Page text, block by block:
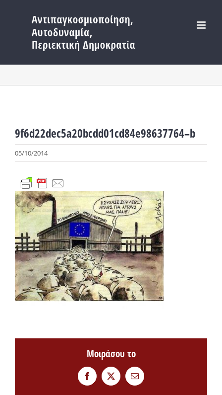
περιεχόμενο
9f6d22dec5a20bcdd01cd84e98637764–b
05/10/2014
Μοιράσου το
FacebookTwitterEmail